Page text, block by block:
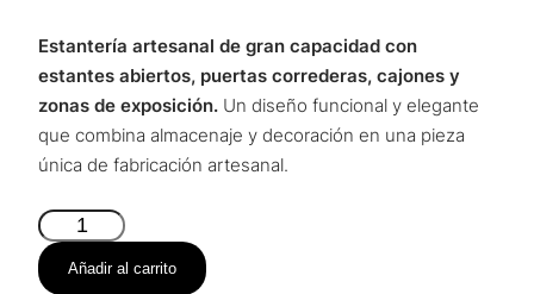
Estantería artesanal de gran capacidad con
estantes abiertos, puertas correderas, cajones y
zonas de exposición. Un diseño funcional y elegante
que combina almacenaje y decoración en una pieza
única de fabricación artesanal.
Estantería
con
cajones
Añadir al carrito